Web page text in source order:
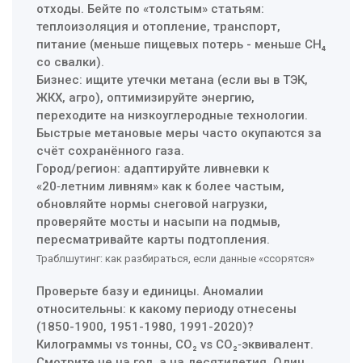
отходы. Бейте по «толстым» статьям:
теплоизоляция и отопление, транспорт,
питание (меньше пищевых потерь - меньше CH₄
со свалки).
Бизнес: ищите утечки метана (если вы в ТЭК,
ЖКХ, агро), оптимизируйте энергию,
переходите на низкоуглеродные технологии.
Быстрые метановые меры часто окупаются за
счёт сохранённого газа.
Город/регион: адаптируйте ливневки к
«20‑летним ливням» как к более частым,
обновляйте нормы снеговой нагрузки,
проверяйте мосты и насыпи на подмыв,
пересматривайте карты подтопления.
Траблшутинг: как разбираться, если данные «ссорятся»
Проверьте базу и единицы. Аномалии
относительны: к какому периоду отнесены
(1850-1900, 1951-1980, 1991-2020)?
Килограммы vs тонны, CO₂ vs CO₂‑эквивалент.